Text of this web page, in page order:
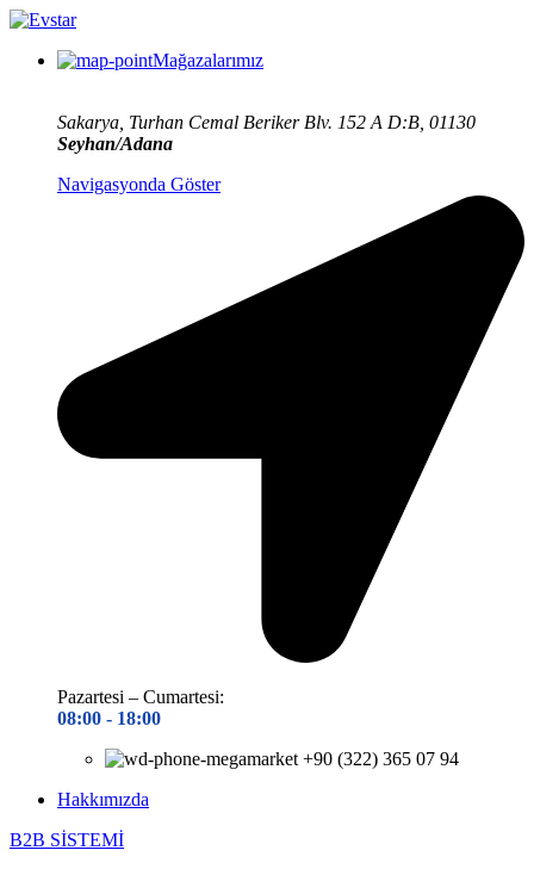
Mağazalarımız
Sakarya, Turhan Cemal Beriker Blv. 152 A D:B, 01130
Seyhan/Adana
Navigasyonda Göster
Pazartesi – Cumartesi:
08:00 - 18:00
+90 (322) 365 07 94
Hakkımızda
B2B SİSTEMİ